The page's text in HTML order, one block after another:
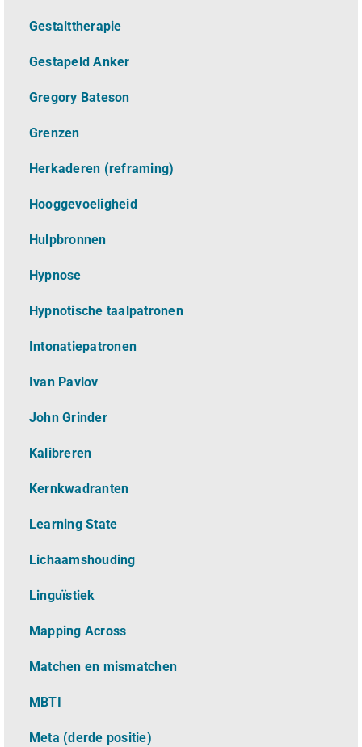
Gestalttherapie
Gestapeld Anker
Gregory Bateson
Grenzen
Herkaderen (reframing)
Hooggevoeligheid
Hulpbronnen
Hypnose
Hypnotische taalpatronen
Intonatiepatronen
Ivan Pavlov
John Grinder
Kalibreren
Kernkwadranten
Learning State
Lichaamshouding
Linguïstiek
Mapping Across
Matchen en mismatchen
MBTI
Meta (derde positie)